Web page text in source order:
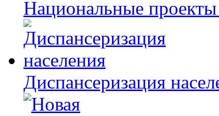
Национальные
Диспансеризация